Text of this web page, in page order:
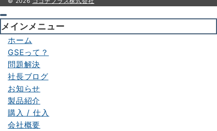
メインメニュー
ホーム
GSEって？
問題解決
社長ブログ
お知らせ
製品紹介
購入 / 仕入
会社概要